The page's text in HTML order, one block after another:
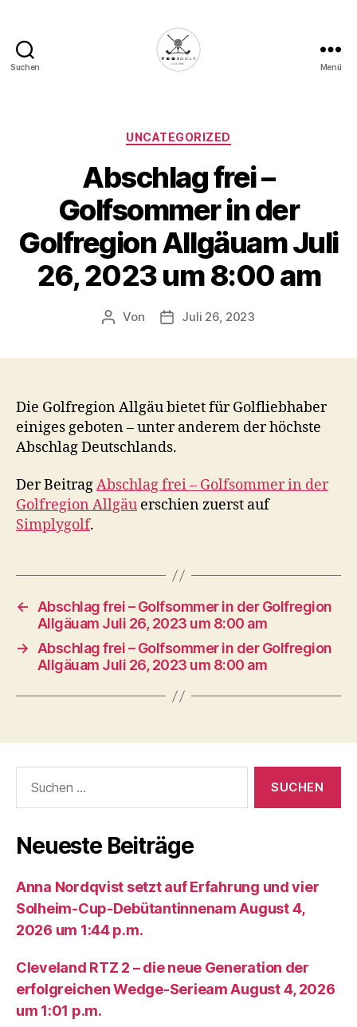
Suchen
Deine
Plattform
für
Golfbegeisterte!
Menü
Kategorien
UNCATEGORIZED
Abschlag frei –
Golfsommer in der
Golfregion Allgäuam Juli
26, 2023 um 8:00 am
Beitragsautor
Von Veröffentlichungsdatum
Juli 26, 2023
Die Golfregion Allgäu bietet für Golfliebhaber
einiges geboten – unter anderem der höchste
Abschlag Deutschlands.
Der BeitragAbschlag frei – Golfsommer in der
Golfregion Allgäu erschien zuerst auf
Simplygolf.
←
Abschlag frei – Golfsommer in der Golfregion
Allgäuam Juli 26, 2023 um 8:00 am
→
Abschlag frei – Golfsommer in der Golfregion
Allgäuam Juli 26, 2023 um 8:00 am
nach:
Neueste Beiträge
Anna Nordqvist setzt auf Erfahrung und vier
Solheim-Cup-Debütantinnenam August 4,
2026 um 1:44 p.m.
Cleveland RTZ 2 – die neue Generation der
erfolgreichen Wedge-Serieam August 4, 2026
um 1:01 p.m.